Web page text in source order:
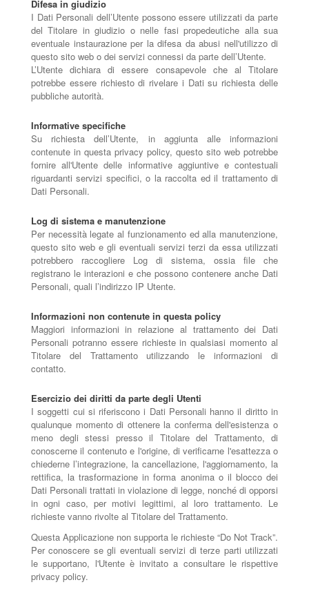
Difesa in giudizio
I Dati Personali dell’Utente possono essere utilizzati da parte
del Titolare in giudizio o nelle fasi propedeutiche alla sua
eventuale instaurazione per la difesa da abusi nell'utilizzo di
questo sito web o dei servizi connessi da parte dell’Utente.
L’Utente dichiara di essere consapevole che al Titolare
potrebbe essere richiesto di rivelare i Dati su richiesta delle
pubbliche autorità.
Informative specifiche
Su richiesta dell’Utente, in aggiunta alle informazioni
contenute in questa privacy policy, questo sito web potrebbe
fornire all'Utente delle informative aggiuntive e contestuali
riguardanti servizi specifici, o la raccolta ed il trattamento di
Dati Personali.
Log di sistema e manutenzione
Per necessità legate al funzionamento ed alla manutenzione,
questo sito web e gli eventuali servizi terzi da essa utilizzati
potrebbero raccogliere Log di sistema, ossia file che
registrano le interazioni e che possono contenere anche Dati
Personali, quali l’indirizzo IP Utente.
Informazioni non contenute in questa policy
Maggiori informazioni in relazione al trattamento dei Dati
Personali potranno essere richieste in qualsiasi momento al
Titolare del Trattamento utilizzando le informazioni di
contatto.
Esercizio dei diritti da parte degli Utenti
I soggetti cui si riferiscono i Dati Personali hanno il diritto in
qualunque momento di ottenere la conferma dell'esistenza o
meno degli stessi presso il Titolare del Trattamento, di
conoscerne il contenuto e l'origine, di verificarne l'esattezza o
chiederne l’integrazione, la cancellazione, l'aggiornamento, la
rettifica, la trasformazione in forma anonima o il blocco dei
Dati Personali trattati in violazione di legge, nonché di opporsi
in ogni caso, per motivi legittimi, al loro trattamento. Le
richieste vanno rivolte al Titolare del Trattamento.
Questa Applicazione non supporta le richieste “Do Not Track”.
Per conoscere se gli eventuali servizi di terze parti utilizzati
le supportano, l'Utente è invitato a consultare le rispettive
privacy policy.